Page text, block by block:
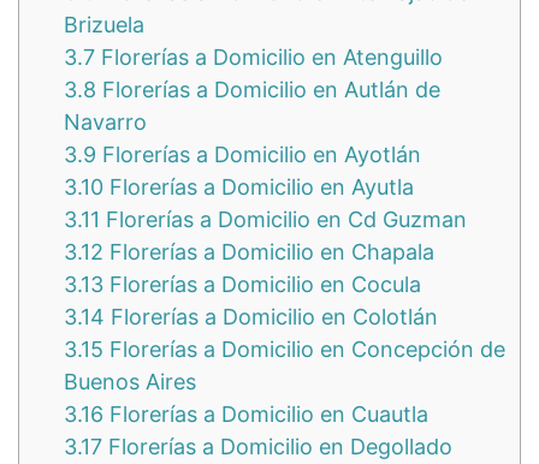
Brizuela
3.7 Florerías a Domicilio en Atenguillo
3.8 Florerías a Domicilio en Autlán de
Navarro
3.9 Florerías a Domicilio en Ayotlán
3.10 Florerías a Domicilio en Ayutla
3.11 Florerías a Domicilio en Cd Guzman
3.12 Florerías a Domicilio en Chapala
3.13 Florerías a Domicilio en Cocula
3.14 Florerías a Domicilio en Colotlán
3.15 Florerías a Domicilio en Concepción de
Buenos Aires
3.16 Florerías a Domicilio en Cuautla
3.17 Florerías a Domicilio en Degollado